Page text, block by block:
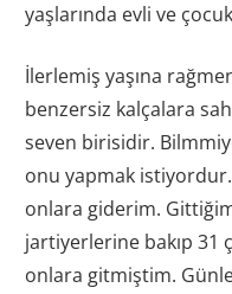
yaşlarında evli ve
İlerlemiş yaşına
benzersiz kalçalara
seven birisidir.
onu yapmak
onlara giderim.
jartiyerlerine bakıp 31
onlara gitmiştim.